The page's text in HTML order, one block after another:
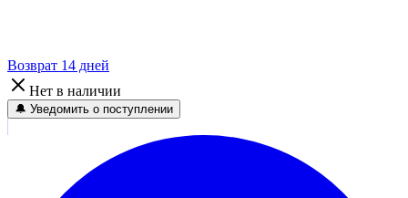
Возврат 14 дней
Нет в наличии
🔔 Уведомить о поступлении